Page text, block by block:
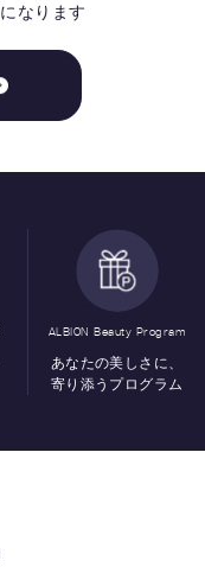
なります
ALBION Beauty Program
あなたの美しさに、
寄り添うプログラム